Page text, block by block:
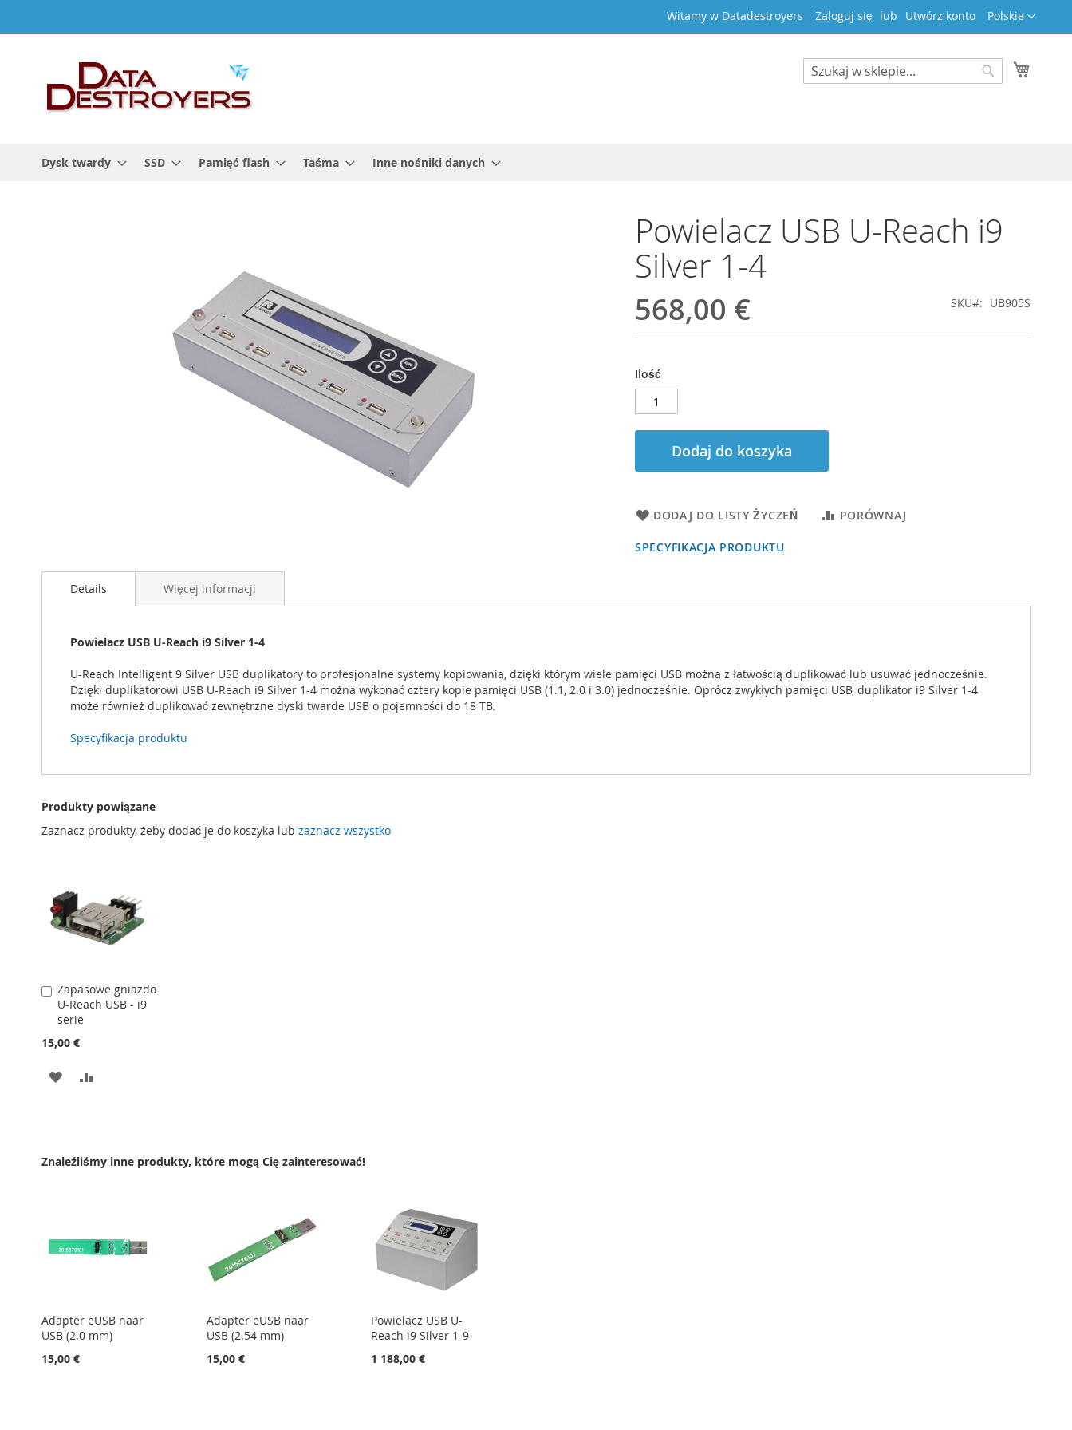
do
Język
Polskie
Witamy w Datadestroyers Zaloguj się Utwórz konto
Search
Dysk twardy SSD Pamięć flash Taśma Inne nośniki danych
Powielacz USB U-Reach i9
Silver 1-4
568,00 € SKU UB905S
Ilość
Dodaj do koszyka
DODAJ DO LISTY ŻYCZEŃ PORÓWNAJ
SPECYFIKACJA PRODUKTU
na
początekDetails
Powielacz USB U-Reach i9 Silver 1-4
U-Reach Intelligent 9 Silver USB duplikatory to profesjonalne systemy kopiowania, dzięki którym wiele pamięci USB można z łatwością duplikować lub usuwać jednocześnie.
Dzięki duplikatorowi USB U-Reach i9 Silver 1-4 można wykonać cztery kopie pamięci USB (1.1, 2.0 i 3.0) jednocześnie. Oprócz zwykłych pamięci USB, duplikator i9 Silver 1-4
może również duplikować zewnętrzne dyski twarde USB o pojemności do 18 TB.
Specyfikacja produktu
Więcej informacji
Produkty powiązane
Zaznacz produkty, żeby dodać je do koszyka lub zaznacz wszystko
Zapasowe gniazdo
U-Reach USB - i9
serie
15,00 €
Dodaj
do
koszyka
DODAJ
ŻYCZEŃ
Znaleźliśmy inne produkty, które mogą Cię zainteresować!
Adapter eUSB naar
USB (2.0 mm)
15,00 €
Adapter eUSB naar
USB (2.54 mm)
15,00 €
Powielacz USB U-
Reach i9 Silver 1-9
1 188,00 €